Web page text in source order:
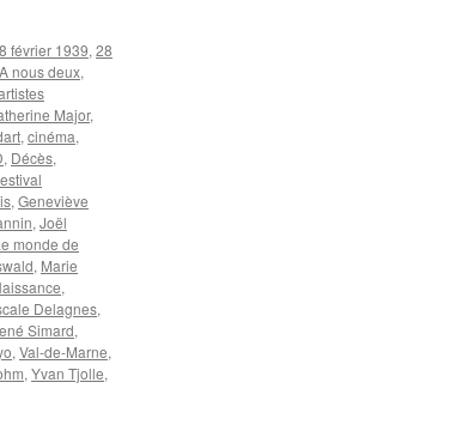
février 1939, 28
A nous deux,
Major,
, cinéma,
, Décès,
, Geneviève
, Joël
monde de
, Marie
,
Delagnes,
Simard,
, Val-de-Marne,
, Yvan Tjolle,